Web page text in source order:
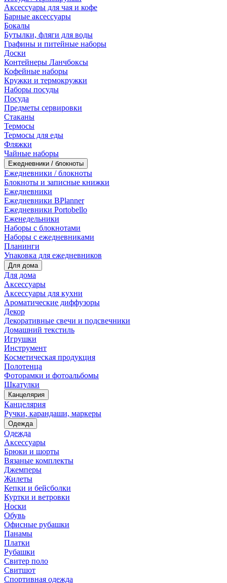
Аксессуары для чая и кофе
Барные аксессуары
Бокалы
Бутылки, фляги для воды
Графины и питейные наборы
Доски
Контейнеры Ланчбоксы
Кофейные наборы
Кружки и термокружки
Наборы посуды
Посуда
Предметы сервировки
Стаканы
Термосы
Термосы для еды
Фляжки
Чайные наборы
Ежедневники / блокноты
Ежедневники / блокноты
Блокноты и записные книжки
Ежедневники
Ежедневники BPlanner
Ежедневники Portobello
Еженедельники
Наборы с блокнотами
Наборы с ежедневниками
Планинги
Упаковка для ежедневников
Для дома
Для дома
Аксессуары
Аксессуары для кухни
Ароматические диффузоры
Декор
Декоративные свечи и подсвечники
Домашний текстиль
Игрушки
Инструмент
Косметическая продукция
Полотенца
Фоторамки и фотоальбомы
Шкатулки
Канцелярия
Канцелярия
Ручки, карандаши, маркеры
Одежда
Одежда
Аксессуары
Брюки и шорты
Вязаные комплекты
Джемперы
Жилеты
Кепки и бейсболки
Куртки и ветровки
Носки
Обувь
Офисные рубашки
Панамы
Платки
Рубашки
Свитер поло
Свитшот
Спортивная одежда